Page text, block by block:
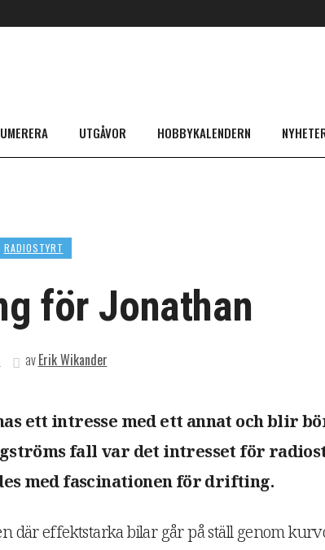
UTGÅVOR HOBBYKALENDERN
RADIOSTYRT
för Jonathan
avErik Wikander
ett intresse med ett annat och blir
fall var det intresset för
med fascinationen för drifting.
där effektstarka bilar går på ställ genom